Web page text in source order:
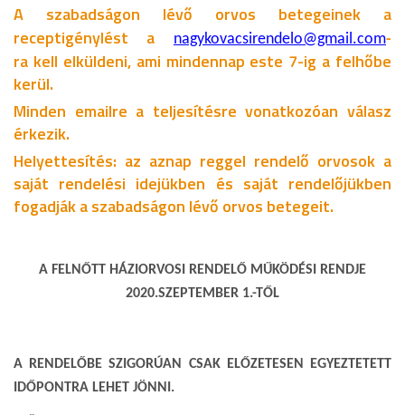
A szabadságon lévő orvos betegeinek a
receptigénylést a
nagykovacsirendelo@gmail.com-
ra kell elküldeni, ami mindennap este 7-ig a felhőbe
kerül.
Minden emailre a teljesítésre vonatkozóan válasz
érkezik.
Helyettesítés: az aznap reggel rendelő orvosok a
saját rendelési idejükben és saját rendelőjükben
fogadják a szabadságon lévő orvos betegeit.
A FELNŐTT HÁZIORVOSI RENDELŐ MŰKÖDÉSI RENDJE
2020.SZEPTEMBER 1.-TŐL
A RENDELŐBE SZIGORÚAN CSAK ELŐZETESEN EGYEZTETETT
IDŐPONTRA LEHET JÖNNI.